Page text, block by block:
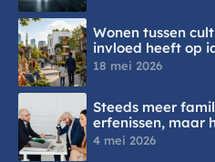
Wonen tussen
invloed heeft op
18 mei 2026
Steeds meer
erfenissen, maar
juridisch conflict?
4 mei 2026